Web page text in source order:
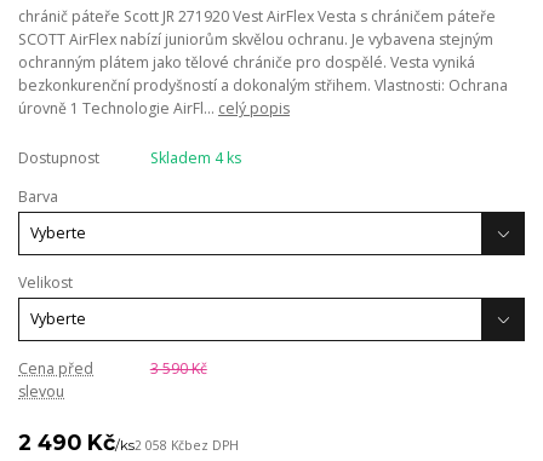
chránič páteře Scott JR 271920 Vest AirFlex Vesta s chráničem páteře
SCOTT AirFlex nabízí juniorům skvělou ochranu. Je vybavena stejným
ochranným plátem jako tělové chrániče pro dospělé. Vesta vyniká
bezkonkurenční prodyšností a dokonalým střihem. Vlastnosti: Ochrana
úrovně 1 Technologie AirFl... celý popis
Dostupnost
Skladem 4 ks
Barva
Velikost
Cena před
slevou
3 590 Kč
2 490 Kč/ks2 058 Kčbez DPH